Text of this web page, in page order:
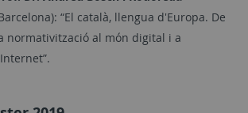
“El català, llengua d'Europa. De
normativització al món digital i a